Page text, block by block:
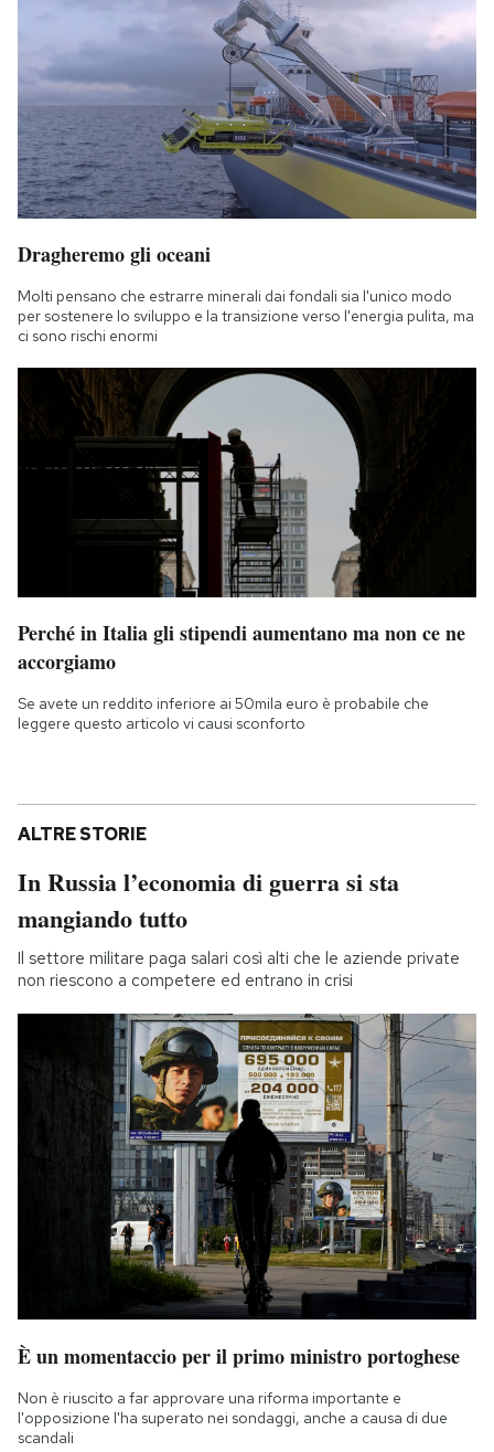
Dragheremo gli oceani
Molti pensano che estrarre minerali dai fondali sia l'unico modo
per sostenere lo sviluppo e la transizione verso l'energia pulita, ma
ci sono rischi enormi
Perché in Italia gli stipendi aumentano ma non ce ne
accorgiamo
Se avete un reddito inferiore ai 50mila euro è probabile che
leggere questo articolo vi causi sconforto
ALTRE STORIE
In Russia l’economia di guerra si sta
mangiando tutto
Il settore militare paga salari così alti che le aziende private
non riescono a competere ed entrano in crisi
È un momentaccio per il primo ministro portoghese
Non è riuscito a far approvare una riforma importante e
l'opposizione l'ha superato nei sondaggi, anche a causa di due
scandali